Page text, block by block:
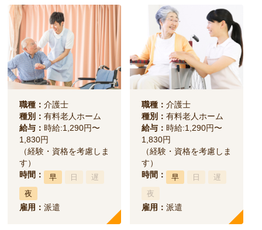
職種：介護士
種別：有料老人ホーム
給与：時給:1,290円〜
1,830円
（経験・資格を考慮しま
す）
時間： 早 日
遅
夜
雇用：派遣
職種：介護士
種別：有料老人ホーム
給与：時給:1,290円〜
1,830円
（経験・資格を考慮しま
す）
時間： 早 日
遅
夜
雇用：派遣